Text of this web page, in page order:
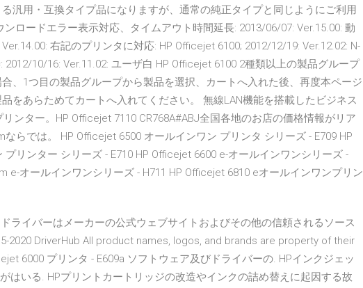
汎用・互換タイプ品になりますが、通常の純正タイプと同じようにご利用
ロードエラー表示対応、タイムアウト時間延長: 2013/06/07: Ver.15.00: 動
右記のプリンタに対応: HP Officejet 6100; 2012/12/19: Ver.12.02: N-
10/16: Ver.11.02: ユーザ白 HP Officejet 6100 2種類以上の製品グループ
、1つ目の製品グループから製品を選択、カートへ入れた後、再度本ページ
をあらためてカートへ入れてください。 無線LAN機能を搭載したビジネス
ンター。HP Officejet 7110 CR768A#ABJ全国各地のお店の価格情報がリア
らでは。 HP Officejet 6500 オールインワン プリンタ シリーズ - E709 HP
リンター シリーズ - E710 HP Officejet 6600 e-オールインワンシリーズ -
e-オールインワンシリーズ - H711 HP Officejet 6810 eオールインワンプリン
ライバーはメーカーの公式ウェブサイトおよびその他の信頼されるソース
2020 DriverHub All product names, logos, and brands are property of their
6000 プリンタ - E609a ソフトウェア及びドライバーの. HPインクジェッ
はいる. HPプリントカートリッジの改造やインクの詰め替えに起因する故